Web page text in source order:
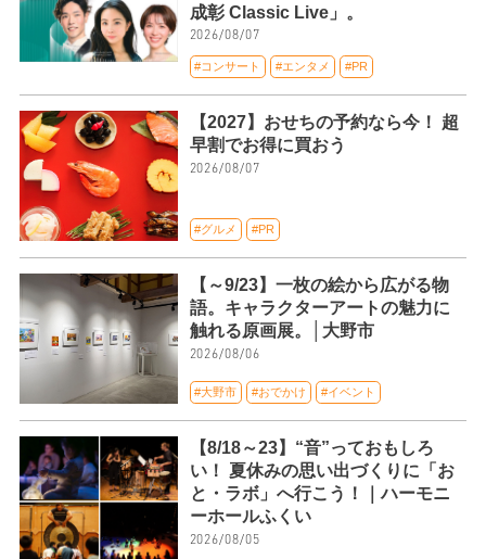
成彰 Classic Live」。
2026/08/07
#コンサート #エンタメ #PR
【2027】おせちの予約なら今！ 超
早割でお得に買おう
2026/08/07
#グルメ #PR
【～9/23】一枚の絵から広がる物
語。キャラクターアートの魅力に
触れる原画展。│大野市
2026/08/06
#大野市 #おでかけ #イベント
【8/18～23】“音”っておもしろ
い！ 夏休みの思い出づくりに「お
と・ラボ」へ行こう！｜ハーモニ
ーホールふくい
2026/08/05